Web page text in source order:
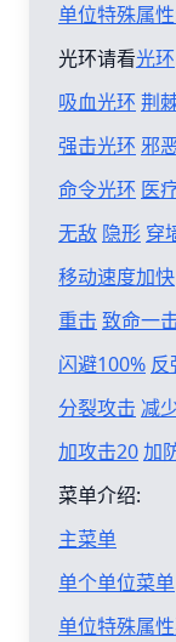
单位特殊属
光环请看光环
吸血光环 荆
强击光环 邪
命令光环 医
无敌 隐形 穿
移动速度加快
重击 致命一
闪避100% 反
分裂攻击 减
加攻击20加
菜单介绍:
主菜单
单个单位菜单
单位特殊属